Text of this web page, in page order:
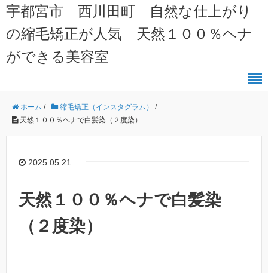
宇都宮市 西川田町 自然な仕上がり
の縮毛矯正が人気 天然１００％ヘナ
ができる美容室
ホーム / 縮毛矯正（インスタグラム）
/
天然１００％ヘナで白髪染（２度染）
2025.05.21
天然１００％ヘナで白髪染
（２度染）